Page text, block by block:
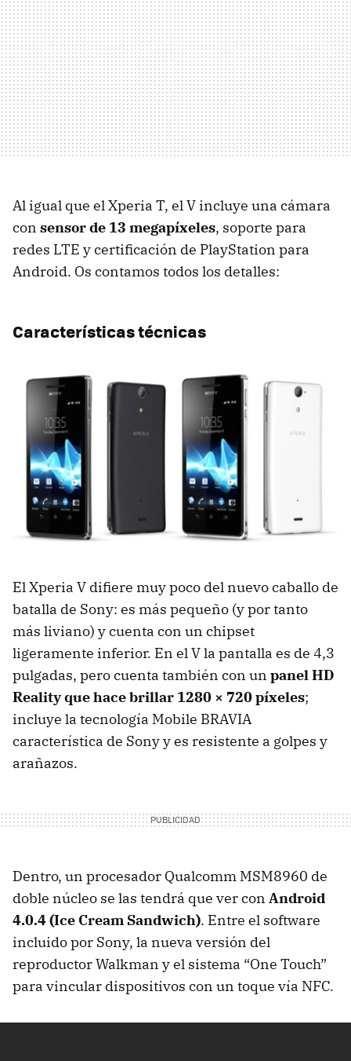
Al igual que el Xperia T, el V incluye una cámara
con sensor de 13 megapíxeles, soporte para
redes LTE y certificación de PlayStation para
Android. Os contamos todos los detalles:
Características técnicas
El Xperia V difiere muy poco del nuevo caballo de
batalla de Sony: es más pequeño (y por tanto
más liviano) y cuenta con un chipset
ligeramente inferior. En el V la pantalla es de 4,3
pulgadas, pero cuenta también con un panel HD
Reality que hace brillar 1280 × 720 píxeles;
incluye la tecnología Mobile BRAVIA
característica de Sony y es resistente a golpes y
arañazos.
Dentro, un procesador Qualcomm MSM8960 de
doble núcleo se las tendrá que ver con Android
4.0.4 (Ice Cream Sandwich). Entre el software
incluido por Sony, la nueva versión del
reproductor Walkman y el sistema “One Touch”
para vincular dispositivos con un toque vía NFC.